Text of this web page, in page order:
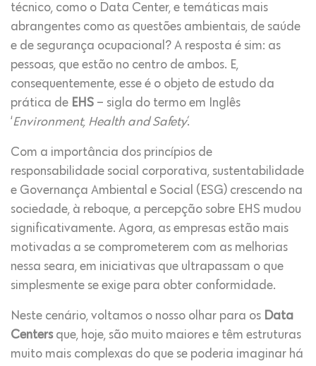
técnico, como o Data Center, e temáticas mais
abrangentes como as questões ambientais, de saúde
e de segurança ocupacional? A resposta é sim: as
pessoas, que estão no centro de ambos. E,
consequentemente, esse é o objeto de estudo da
prática de EHS – sigla do termo em Inglês
‘Environment, Health and Safety´.
Com a importância dos princípios de
responsabilidade social corporativa, sustentabilidade
e Governança Ambiental e Social (ESG) crescendo na
sociedade, à reboque, a percepção sobre EHS mudou
significativamente. Agora, as empresas estão mais
motivadas a se comprometerem com as melhorias
nessa seara, em iniciativas que ultrapassam o que
simplesmente se exige para obter conformidade.
Neste cenário, voltamos o nosso olhar para os Data
Centersque, hoje, são muito maiores e têm estruturas
muito mais complexas do que se poderia imaginar há